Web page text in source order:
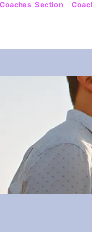
Coaches  Section